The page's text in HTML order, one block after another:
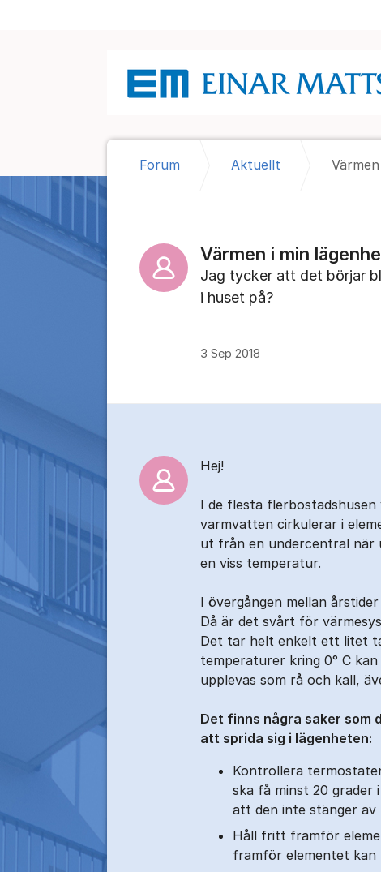
Forum Aktuellt
Värmen i min
Jag tycker att det börjar
i huset på?
3 Sep 2018
Hej!
I de flesta
varmvatten cirkulerar i
ut från en undercentral när
en viss temperatur.
I övergången mellan
Då är det svårt för
Det tar helt enkelt ett litet
temperaturer kring 0° C
upplevas som rå och kall,
Det finns några saker som
att sprida sig i lägenheten:
Kontrollera
ska få minst 20 grader
att den inte stänger
Håll fritt framför
framför elementet kan